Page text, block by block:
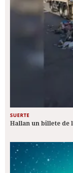
SUERTE
Hallan un billete de